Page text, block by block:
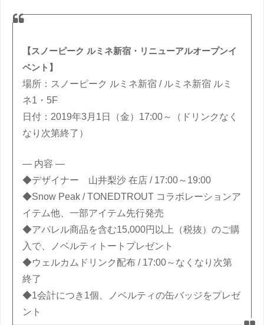
【スノーピーク ルミネ新宿・リニューアルオープンイ
ベント】
場所：スノーピーク ルミネ新宿 / ルミネ新宿 ルミ
ネ1・5F
日付：2019年3月1日（金）17:00～（ドリンクなく
なり次第終了）
— 内容 —
◆デザイナー 山井梨沙 在店 / 17:00～19:00
◆Snow Peak / TONEDTROUT コラボレーションア
イテム他、一部アイテム先行発売
◆アパレル商品を含む15,000円以上（税抜）のご購
入で、ノベルティトートプレゼント
◆ウェルカムドリンク配布 / 17:00～なくなり次第
終了
◆1会計につき1個、ノベルティの缶バッジをプレゼ
ント